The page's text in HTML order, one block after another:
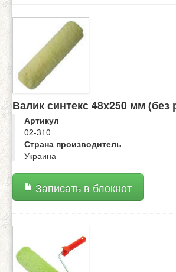
Валик синтекс 48х250 мм (без
Артикул
02-310
Страна производитель
Украина
Записать в блокнот